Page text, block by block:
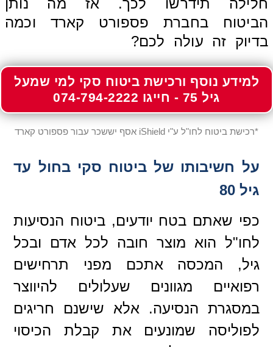
חלילה תידרשו לכך. אז מה נותן
הביטוח בחברת פספורט קארד וכמה
בדיוק זה עולה לכם?
למידע נוסף ורכישת ביטוח סקי למי שמעל
גיל 75 - חייגו 074-794-2222
*רכישת ביטוח לחו"ל ע"י iShield אסף יששכר עבור פספורט קארד
על חשיבותו של ביטוח סקי בחול עד
גיל 80
כפי שאתם בטח יודעים, ביטוח הנסיעות
לחו"ל הוא מוצר חובה לכל אדם ובכל
גיל, המכסה אתכם מפני תרחישים
רפואיים מגוונים שעלולים להיווצר
במסגרת הנסיעה. אלא שישנם חריגים
לפוליסה שמונעים את קבלת הכיסוי